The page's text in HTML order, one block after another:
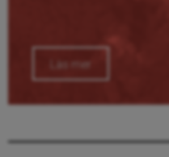
Läs mer